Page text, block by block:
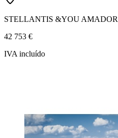
STELLANTIS &YOU
42 753 €
IVA incluído